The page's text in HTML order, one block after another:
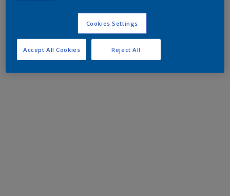
Cookies Settings
Reject All
Accept All Cookies